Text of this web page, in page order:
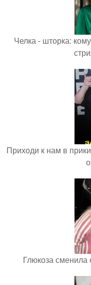
Челка - шторка:
Приходи к нам в
Глюкоза сменила